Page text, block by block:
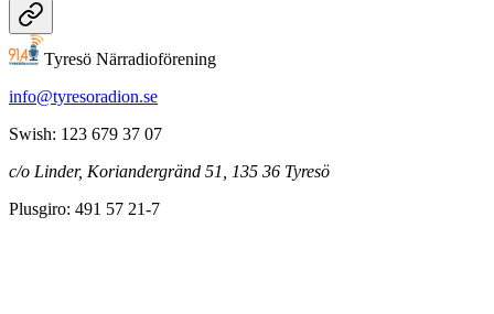
Tyresö Närradioförening
info@tyresoradion.se
Swish: 123 679 37 07
c/o Linder, Koriandergränd 51, 135 36 Tyresö
Plusgiro: 491 57 21-7